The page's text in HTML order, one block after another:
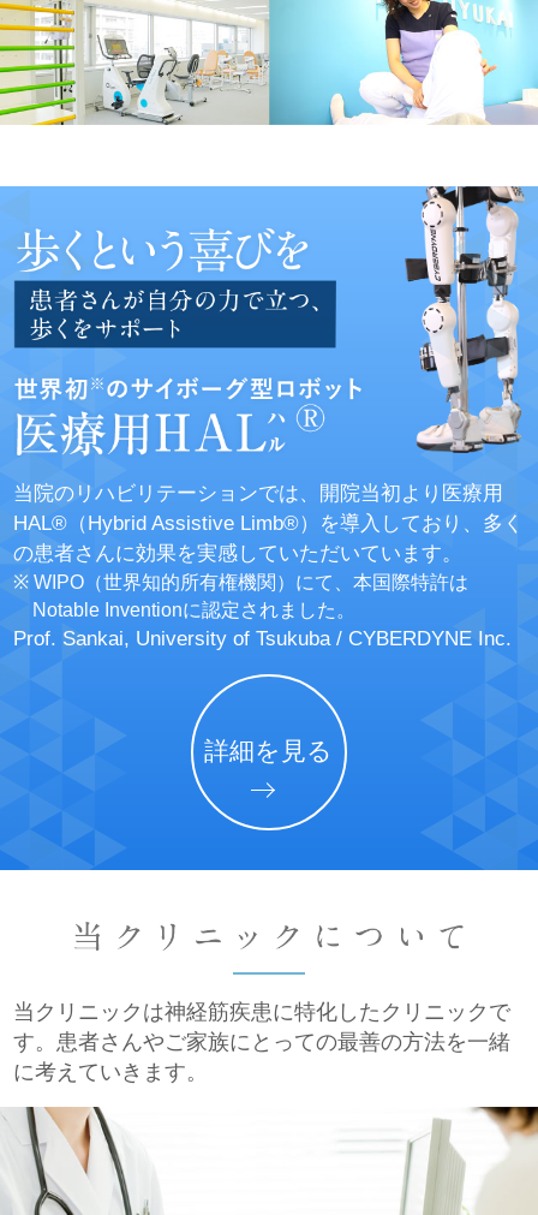
当院のリハビリテーションでは、開院当初より医療用
HAL®（Hybrid Assistive Limb®）を導入しており、多く
の患者さんに効果を実感していただいています。
※ WIPO（世界知的所有権機関）にて、本国際特許は
Notable Inventionに認定されました。
Prof. Sankai, University of Tsukuba / CYBERDYNE Inc.
詳細を見る
当クリニックは神経筋疾患に特化したクリニックで
す。 患者さんやご家族にとっての最善の方法を一緒
に考えていきます。